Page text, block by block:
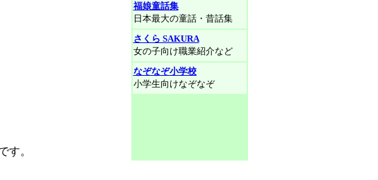
す。
福娘童話集
日本最大の童話・昔話集
さくら SAKURA
女の子向け職業紹介など
なぞなぞ小学校
小学生向けなぞなぞ